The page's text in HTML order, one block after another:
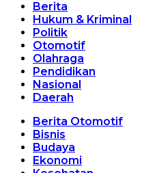
Berita
Hukum & Kriminal
Politik
Otomotif
Olahraga
Pendidikan
Nasional
Daerah
Berita Otomotif
Bisnis
Budaya
Ekonomi